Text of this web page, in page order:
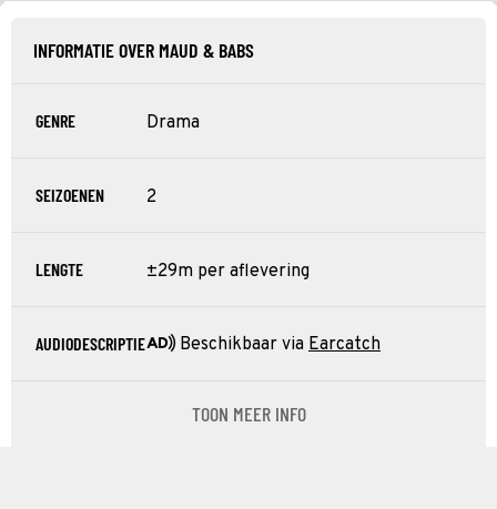
INFORMATIE OVER MAUD & BABS
GENRE Drama
SEIZOENEN 2
LENGTE ±29m per aflevering
AUDIODESCRIPTIE Beschikbaar via Earcatch
TOON MEER INFO